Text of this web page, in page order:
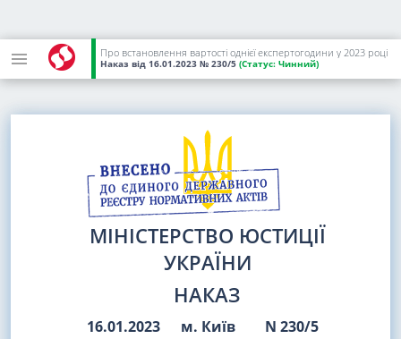
Про встановлення вартості однієї експертогодини у 2023 році
Наказ від 16.01.2023 № 230/5 (Статус: Чинний)
МІНІСТЕРСТВО ЮСТИЦІЇ
УКРАЇНИ
НАКАЗ
16.01.2023 м. Київ N 230/5